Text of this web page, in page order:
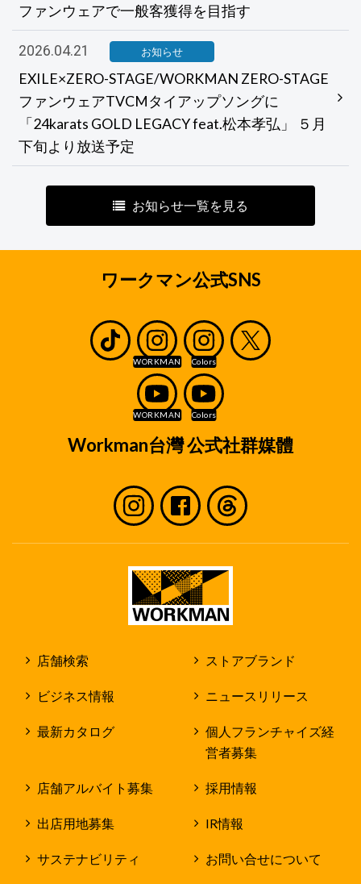
ファンウェアで一般客獲得を目指す
2026.04.21 お知らせ
EXILE×ZERO-STAGE/WORKMAN ZERO-STAGE
ファンウェアTVCMタイアップソングに
「24karats GOLD LEGACY feat.松本孝弘」 ５月
下旬より放送予定
お知らせ一覧を見る
ワークマン公式SNS
Workman台灣 公式社群媒體
店舗検索 ストアブランド
ビジネス情報 ニュースリリース
最新カタログ
個人フランチャイズ経
営者募集
店舗アルバイト募集 採用情報
出店用地募集 IR情報
サステナビリティ お問い合せについて